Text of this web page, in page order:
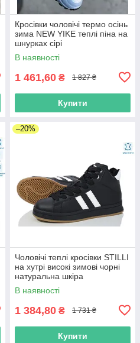
Кросівки чоловічі термо осінь
зима NEW YIKE теплі піна на
шнурках сірі
В наявності
1 461,60 ₴ 1 827 ₴
Купити
–20%
Чоловічі теплі кросівки STILLI
на хутрі високі зимові чорні
натуральна шкіра
В наявності
1 384,80 ₴ 1 731 ₴
Купити